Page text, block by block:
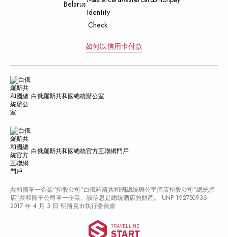
如何以信用卡付款
白俄羅斯共和國總統辦公室
白俄羅斯共和國總統官方互聯網門戶
共和國單一企業“控股公司”白俄羅斯共和國總統辦公室酒店控股公司“總統酒
店”共和國子公司單一企業。該信息是總統酒店的財產。 UNP 192750936
2017 年 4 月 3 日 明斯克市執行委員會